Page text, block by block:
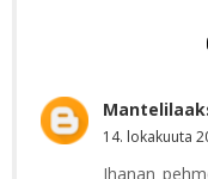
14. lokakuuta
Ihanan